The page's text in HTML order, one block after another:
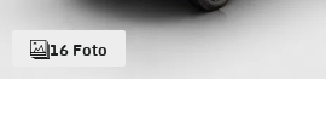
16 Foto